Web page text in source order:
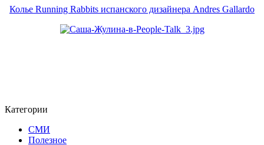
Колье Running Rabbits испанского дизайнера Andres Gallardo
Категории
СМИ
Полезное